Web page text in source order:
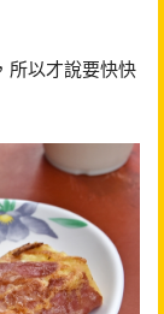
所以才說要快快